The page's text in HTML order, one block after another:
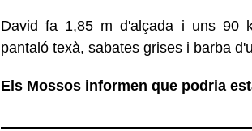
David fa 1,85 m d'alçada i uns 90
pantaló texà, sabates grises i barba
Els Mossos informen que podria